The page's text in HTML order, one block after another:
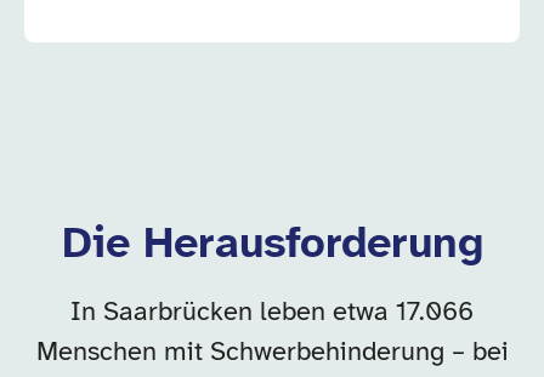
Die Herausforderung
In Saarbrücken leben etwa 17.066
Menschen mit Schwerbehinderung – bei